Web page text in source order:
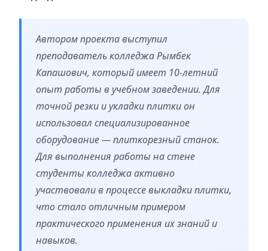
Автором проекта выступил
преподаватель колледжа Рымбек
Капашович, который имеет 10-летний
опыт работы в учебном заведении. Для
точной резки и укладки плитки он
использовал специализированное
оборудование — плиткорезный станок.
Для выполнения работы на стене
студенты колледжа активно
участвовали в процессе выкладки плитки,
что стало отличным примером
практического применения их знаний и
навыков.